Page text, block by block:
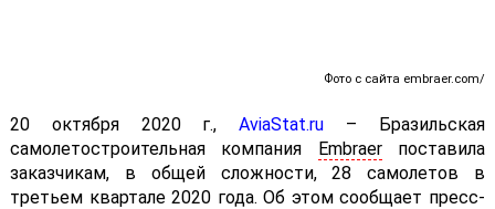
Фото с сайта embraer.com/
20 октября 2020 г.,AviaStat.ru – Бразильская
самолетостроительная компания Embraerпоставила
заказчикам, в общей сложности, 28 самолетов в
третьем квартале 2020 года. Об этом сообщает пресс-